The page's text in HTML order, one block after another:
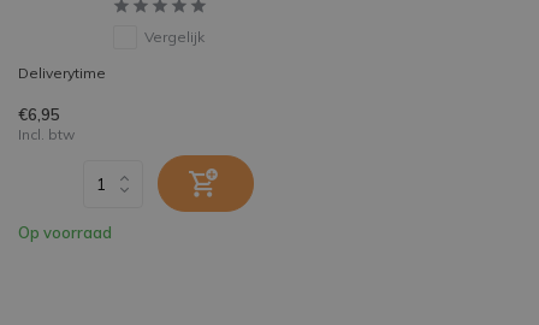
Vergelijk
Deliverytime
€6,95
Incl. btw
Op voorraad